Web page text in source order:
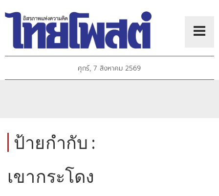
ศุกร์, 7 สิงหาคม 2569
ป้ายกำกับ :
เขากระโดง